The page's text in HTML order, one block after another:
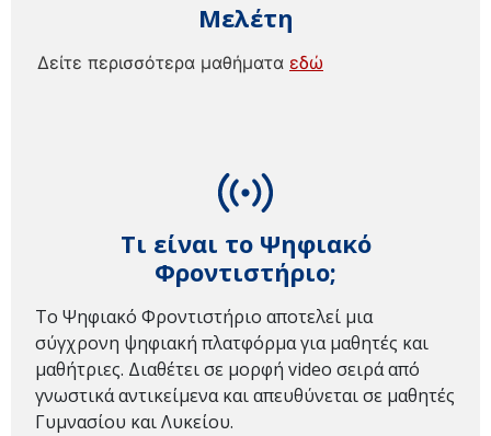
Τι είναι το Ψηφιακό
Φροντιστήριο;
Το Ψηφιακό Φροντιστήριο αποτελεί μια
σύγχρονη ψηφιακή πλατφόρμα για μαθητές και
μαθήτριες. Διαθέτει σε μορφή video σειρά από
γνωστικά αντικείμενα και απευθύνεται σε μαθητές
Γυμνασίου και Λυκείου.
Μελέτη
Δείτε περισσότερα μαθήματα εδώ